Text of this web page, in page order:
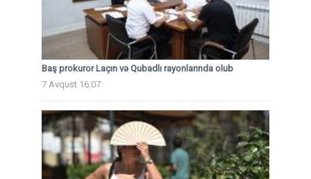
Baş prokuror Laçın və Qubadlı rayonlarında olub
7 Avqust 16:07